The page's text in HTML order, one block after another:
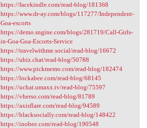
https://facekindle.com/read-blog/181368
https://www.dr-ay.com/blogs/117277/Independent-
Goa-escorts
https://demo.sngine.com/blogs/281719/Call-Girls-
in-Goa-Goa-Escorts-Service
https://travelwithme.social/read-blog/16672
https://ubiz.chat/read-blog/50788
https://www.pickmemo.com/read-blog/182474
https://lockabee.com/read-blog/68145
https://uchat.umaxx.tv/read-blog/75597
https://vherso.com/read-blog/81789
https://axisflare.com/read-blog/94589
https://blacksocially.com/read-blog/148422
https://inobee.com/read-blog/190548